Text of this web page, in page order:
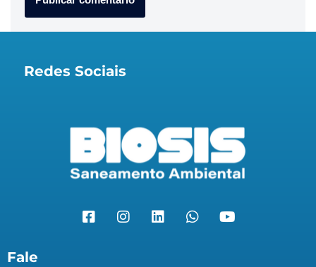
Redes Sociais
Fale